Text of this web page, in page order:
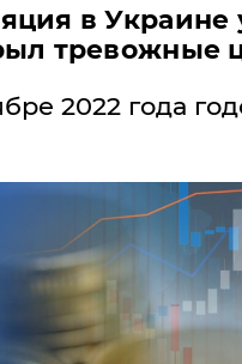
Луганск
Киев
Харьков
Днепр
Львов
Одесса
в Украине
тревожные
2022 года